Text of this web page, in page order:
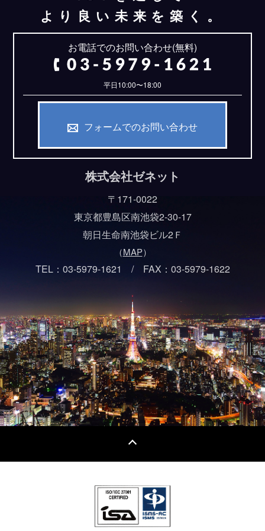
より良い未来を築く。
お電話でのお問い合わせ(無料)
平日10:00〜18:00
フォームでのお問い合わせ
株式会社ゼネット
〒171-0022
東京都豊島区南池袋2-30-17
朝日生命南池袋ビル2Ｆ
（MAP）
TEL：03-5979-1621 / FAX：03-5979-1622